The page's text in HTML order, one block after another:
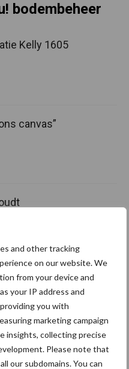
and other tracking
on our website. We
from your device and
your IP address and
you with
marketing campaign
insights, collecting precise
Please note that
our subdomains. You can
bodembeheer
Kelly 1605
canvas”
Europese